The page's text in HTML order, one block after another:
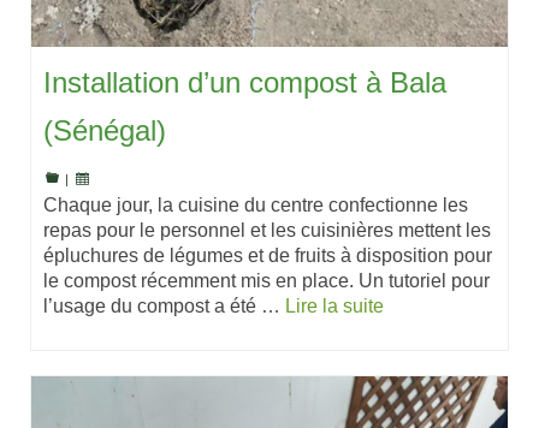
Installation d’un compost à Bala
(Sénégal)
|
Chaque jour, la cuisine du centre confectionne les
repas pour le personnel et les cuisinières mettent les
épluchures de légumes et de fruits à disposition pour
le compost récemment mis en place. Un tutoriel pour
l’usage du compost a été … Lire la suite